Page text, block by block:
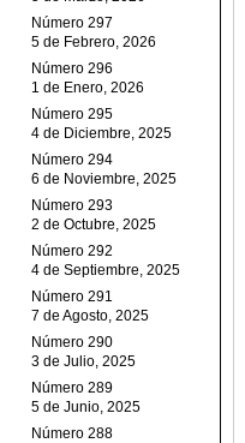
Número 297
5 de Febrero, 2026
Número 296
1 de Enero, 2026
Número 295
4 de Diciembre, 2025
Número 294
6 de Noviembre, 2025
Número 293
2 de Octubre, 2025
Número 292
4 de Septiembre, 2025
Número 291
7 de Agosto, 2025
Número 290
3 de Julio, 2025
Número 289
5 de Junio, 2025
Número 288